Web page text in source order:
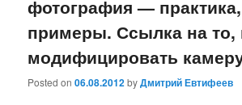
фотография — практика,
примеры. Ссылка на то,
модифицировать
Posted on06.08.2012byДмитрий Евтифеев